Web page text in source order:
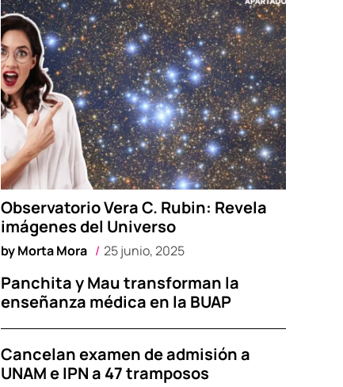
Observatorio Vera C. Rubin: Revela
imágenes del Universo
byMorta Mora 25 junio, 2025
Panchita y Mau transforman la
enseñanza médica en la BUAP
Cancelan examen de admisión a
UNAM e IPN a 47 tramposos